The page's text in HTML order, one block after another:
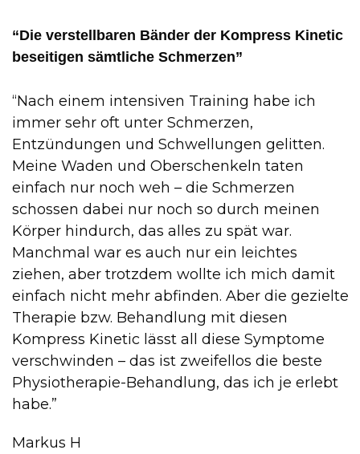
“Die verstellbaren Bänder der Kompress Kinetic
beseitigen sämtliche Schmerzen”
“Nach einem intensiven Training habe ich
immer sehr oft unter Schmerzen,
Entzündungen und Schwellungen gelitten.
Meine Waden und Oberschenkeln taten
einfach nur noch weh – die Schmerzen
schossen dabei nur noch so durch meinen
Körper hindurch, das alles zu spät war.
Manchmal war es auch nur ein leichtes
ziehen, aber trotzdem wollte ich mich damit
einfach nicht mehr abfinden. Aber die gezielte
Therapie bzw. Behandlung mit diesen
Kompress Kinetic lässt all diese Symptome
verschwinden – das ist zweifellos die beste
Physiotherapie-Behandlung, das ich je erlebt
habe.”
Markus H